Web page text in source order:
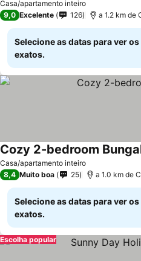
Casa/apartamento inteiro
9,0 Excelente 126 a 1.2 km de
Selecione as datas para ver
exatos.
Casa/apartamento inteiro
Cozy 2-bedroom
8,4 Muito boa 25 a 1.0 km de
Selecione as datas para ver
exatos.
Escolha popular